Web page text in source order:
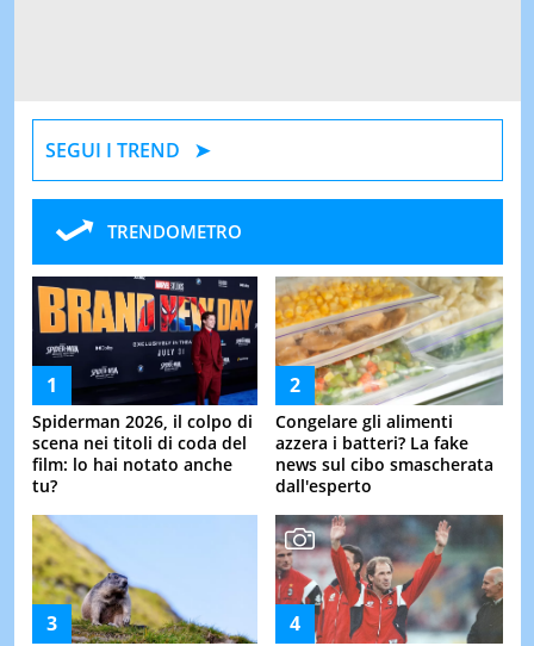
SEGUI I TREND
TRENDOMETRO
Spiderman 2026, il colpo di
scena nei titoli di coda del
film: lo hai notato anche
tu?
Congelare gli alimenti
azzera i batteri? La fake
news sul cibo smascherata
dall'esperto